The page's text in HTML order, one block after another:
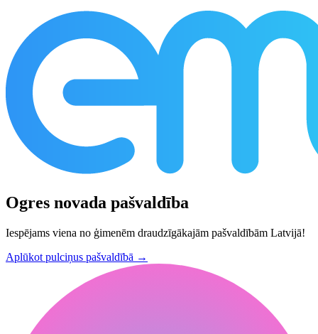
Ogres novada pašvaldība
Iespējams viena no ģimenēm draudzīgākajām pašvaldībām Latvijā!
Aplūkot pulciņus pašvaldībā →